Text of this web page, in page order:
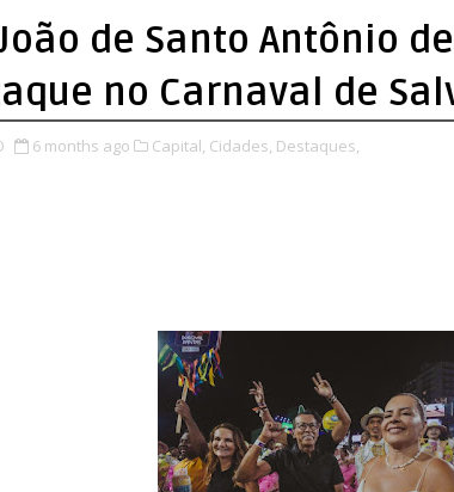
de Santo Antônio
no Carnaval de
6 months ago Capital, Cidades, Destaques,